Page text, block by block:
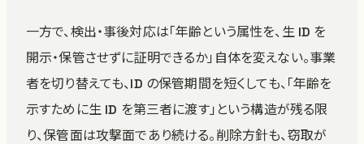
一方で、検出・事後対応は「年齢という属性を、生 ID を
開示・保管させずに証明できるか」自体を変えない。事業
者を切り替えても、ID の保管期間を短くしても、「年齢を
示すために生 ID を第三者に渡す」という構造が残る限
り、保管面は攻撃面であり続ける。削除方針も、窃取が